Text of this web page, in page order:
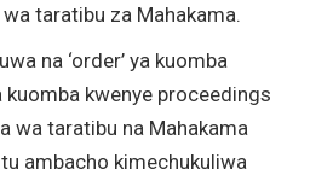
taratibu za Mahakama.
na ‘order’ ya kuomba
kuomba kwenye proceedings
wa taratibu na Mahakama
ambacho kimechukuliwa